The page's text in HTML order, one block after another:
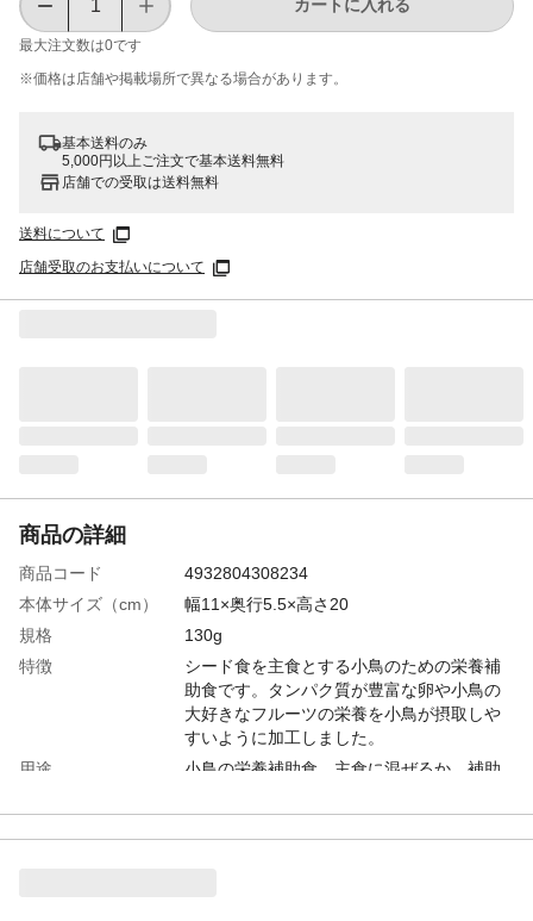
最大注文数は0です
カートに入れる
※価格は​店舗や​掲載場所で​異なる​場合が​あります。
基本送料のみ
5,000円以上ご注文で基本送料無料
店舗での受取は送料無料
送料について
店舗受取のお支払いについて
商品の詳細
商品コード
4932804308234
本体サイズ（cm）
幅11×奥行5.5×高さ20
規格
130g
特徴
シード食を主食とする小鳥のための栄養補
助食です。タンパク質が豊富な卵や小鳥の
大好きなフルーツの栄養を小鳥が摂取しや
すいように加工しました。
用途
小鳥の栄養補助食。主食に混ぜるか、補助